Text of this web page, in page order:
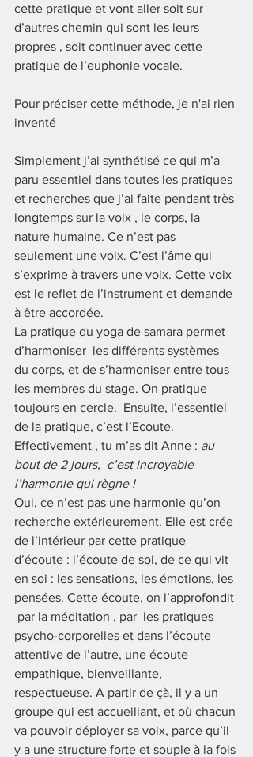
cette pratique et vont aller soit sur
d’autres chemin qui sont les leurs
propres , soit continuer avec cette
pratique de l’euphonie vocale.
Pour préciser cette méthode, je n'ai rien
inventé
Simplement j’ai synthétisé ce qui m’a
paru essentiel dans toutes les pratiques
et recherches que j’ai faite pendant très
longtemps sur la voix , le corps, la
nature humaine. Ce n’est pas
seulement une voix. C’est l’âme qui
s’exprime à travers une voix. Cette voix
est le reflet de l’instrument et demande
à être accordée.
La pratique du yoga de samara permet
d’harmoniser  les différents systèmes
du corps, et de s’harmoniser entre tous
les membres du stage. On pratique
toujours en cercle.  Ensuite, l’essentiel
de la pratique, c’est l’Ecoute.
Effectivement , tu m’as dit Anne : au
bout de 2 jours,  c’est incroyable
l’harmonie qui règne !
Oui, ce n’est pas une harmonie qu’on
recherche extérieurement. Elle est crée
de l’intérieur par cette pratique
d’écoute : l’écoute de soi, de ce qui vit
en soi : les sensations, les émotions, les
pensées. Cette écoute, on l’approfondit
par la méditation , par  les pratiques
psycho-corporelles et dans l’écoute
attentive de l’autre, une écoute
empathique, bienveillante,
respectueuse. A partir de çà, il y a un
groupe qui est accueillant, et où chacun
va pouvoir déployer sa voix, parce qu’il
y a une structure forte et souple à la fois